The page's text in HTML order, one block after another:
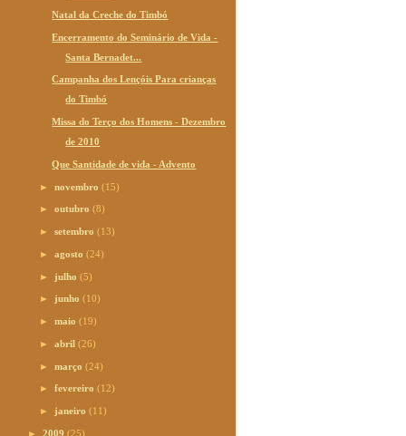
Natal da Creche do Timbó
Encerramento do Seminário de Vida -
Santa Bernadet...
Campanha dos Lençóis Para crianças
do Timbó
Missa do Terço dos Homens - Dezembro
de 2010
Que Santidade de vida - Advento
►novembro(15)
►outubro(8)
►setembro(13)
►agosto(24)
► julho(5)
► junho(10)
►maio(19)
►abril(26)
►março(24)
►fevereiro(12)
► janeiro(11)
► 2009 (25)